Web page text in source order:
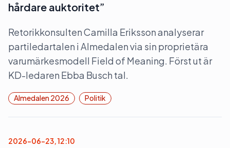
hårdare auktoritet”
Retorikkonsulten Camilla Eriksson analyserar
partiledartalen i Almedalen via sin proprietära
varumärkesmodell Field of Meaning. Först ut är
KD-ledaren Ebba Busch tal.
Almedalen 2026 Politik
2026-06-23, 12:10